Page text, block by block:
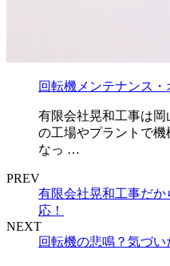
回転機メンテナンス
有限会社晃和工事は
の工場やプラントで
なっ …
PREV
有限会社晃和工事だ
応！
NEXT
回転機の悲鳴？気づい